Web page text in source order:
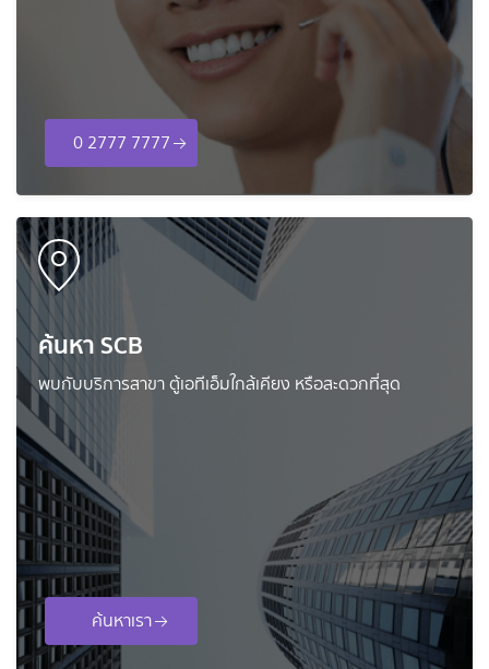
0 2777 7777
ค้นหา SCB
พบกับบริการสาขา ตู้เอทีเอ็มใกล้เคียง หรือสะดวกที่สุด
ค้นหาเรา